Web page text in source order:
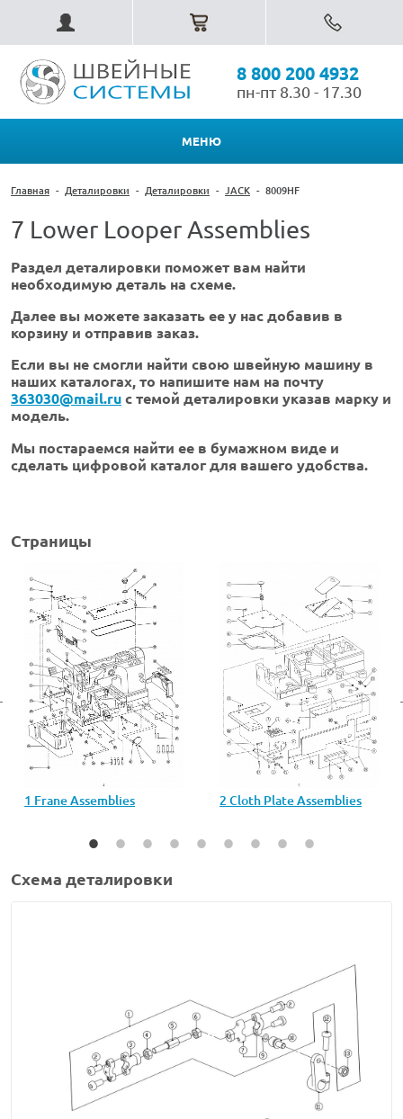
8 800 200 4932
пн-пт 8.30 - 17.30
МЕНЮ
Главная - Деталировки - Деталировки - JACK - 8009HF
7 Lower Looper Assemblies
Раздел деталировки поможет вам найти
необходимую деталь на схеме.
Далее вы можете заказать ее у нас добавив в
корзину и отправив заказ.
Если вы не смогли найти свою швейную машину в
наших каталогах, то напишите нам на почту
363030@mail.ru с темой деталировки указав марку и
модель.
Мы постараемся найти ее в бумажном виде и
сделать цифровой каталог для вашего удобства.
Страницы
1 Frane Assemblies 2 Cloth Plate Assemblies
Схема деталировки